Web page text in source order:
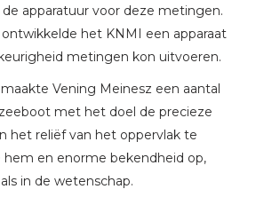
apparatuur voor deze metingen.
het KNMI een apparaat
metingen kon uitvoeren.
maakte Vening Meinesz een aantal
met het doel de precieze
het reliëf van het oppervlak te
hem en enorme bekendheid op,
in de wetenschap.